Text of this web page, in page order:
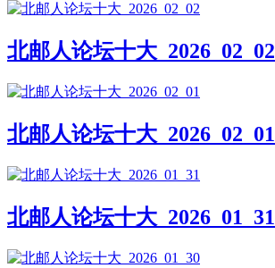
北邮人论坛十大_2026_02_02
北邮人论坛十大_2026_02_01
北邮人论坛十大_2026_01_31